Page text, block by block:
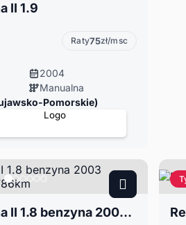
II 1.9
Raty75zł/msc
2004
Manualna
Pomorskie)
Renault Laguna II 1.8 benzyna 2003 klimatyzacja 199 786km